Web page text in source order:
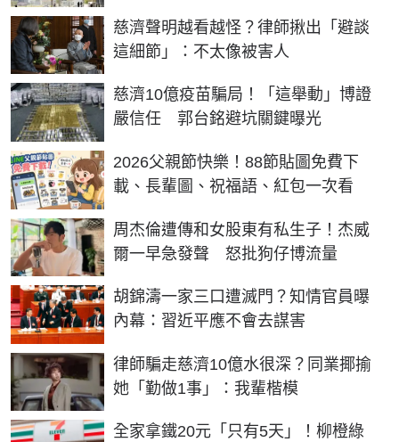
慈濟聲明越看越怪？律師揪出「避談
這細節」：不太像被害人
慈濟10億疫苗騙局！「這舉動」博證
嚴信任 郭台銘避坑關鍵曝光
2026父親節快樂！88節貼圖免費下
載、長輩圖、祝福語、紅包一次看
周杰倫遭傳和女股東有私生子！杰威
爾一早急發聲 怒批狗仔博流量
胡錦濤一家三口遭滅門？知情官員曝
內幕：習近平應不會去謀害
律師騙走慈濟10億水很深？同業揶揄
她「勤做1事」：我輩楷模
全家拿鐵20元「只有5天」！柳橙綠